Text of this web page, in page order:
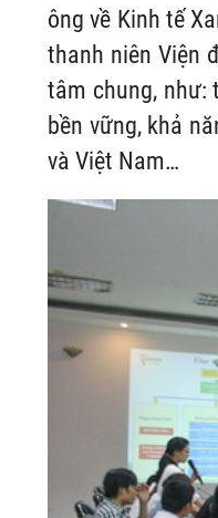
ông về Kinh tế
thanh niên Viện
tâm chung, như:
bền vững, khả
và Việt Nam…